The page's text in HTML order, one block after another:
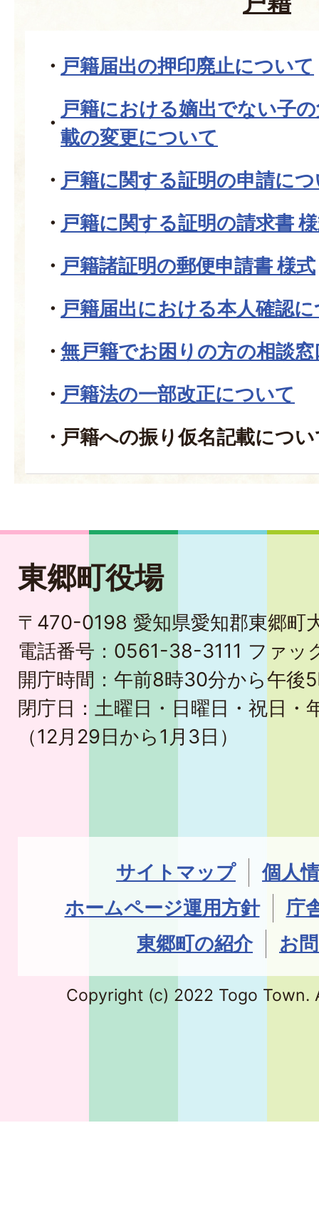
戸籍届出の押印廃止について
戸籍における嫡出でない子
載の変更について
戸籍に関する証明の申請に
戸籍に関する証明の請求書
戸籍諸証明の郵便申請書 様式
戸籍届出における本人確認
無戸籍でお困りの方の相談
戸籍法の一部改正について
戸籍への振り仮名記載につ
東郷町役場
〒470-0198 愛知県愛知郡東郷町
電話番号：0561-38-3111 ファ
開庁時間：午前8時30分から午後
閉庁日：土曜日・日曜日・祝日・
（12月29日から1月3日）
サイトマップ
個人
ホームページ運用方針
庁
東郷町の紹介
お
Copyright (c) 2022 Togo Town.